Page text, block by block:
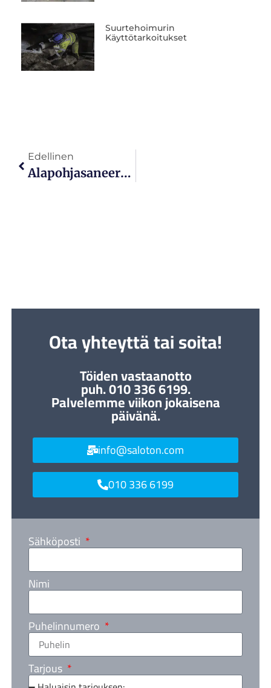
Suurtehoimurin
Käyttötarkoitukset
Edellinen
Alapohjasaneeraus – Turvaa Rakennuksesi Terveys Ja Kestävyys
Ota yhteyttä tai soita!
Töiden vastaanotto
puh. 010 336 6199.
Palvelemme viikon jokaisena
päivänä.
info@saloton.com
010 336 6199
Sähköposti
Nimi
Puhelinnumero
Tarjous